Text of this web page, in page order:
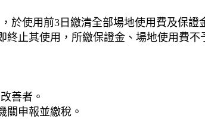
於使用前3日繳清全部場地使用費及保證
止其使用，所繳保證金、場地使用費
善者。
關申報並繳稅。